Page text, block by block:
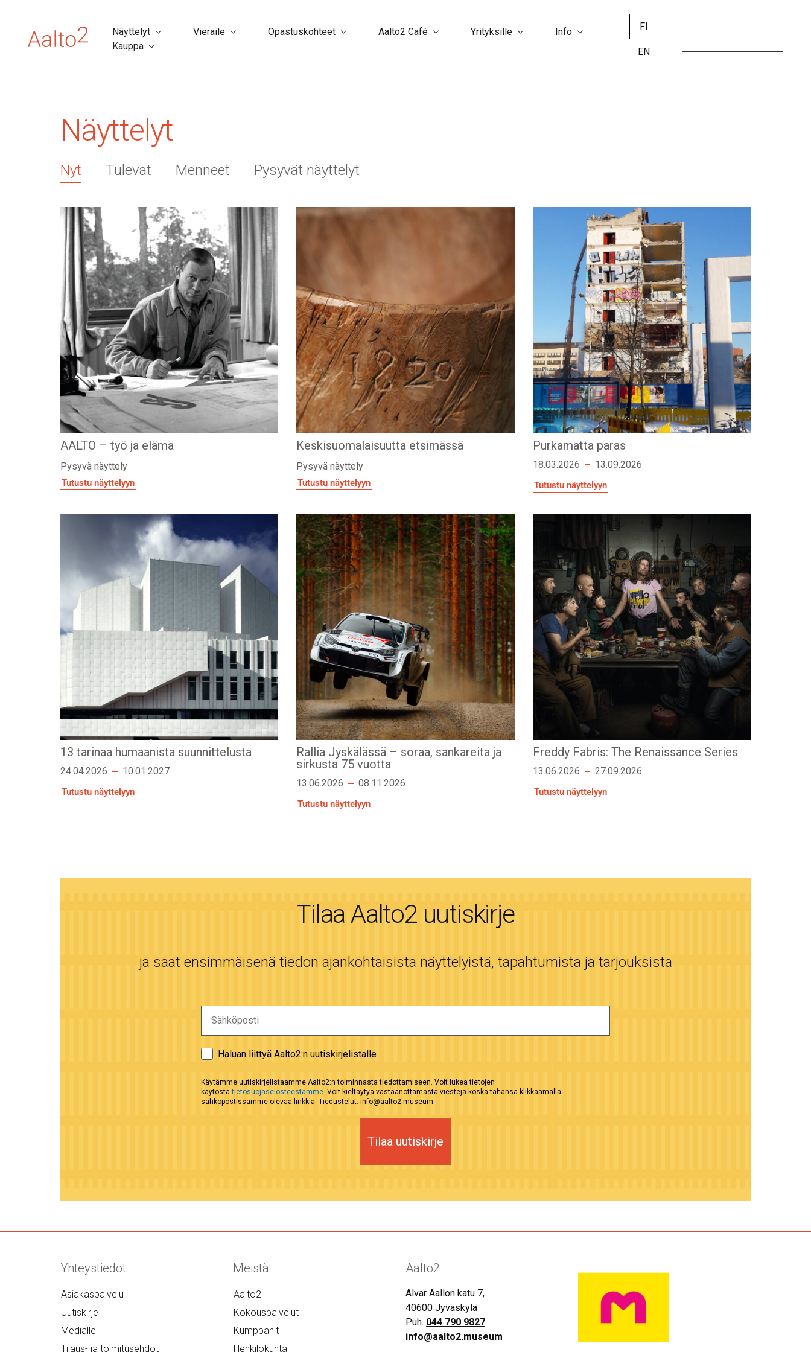
Näyttelyt Vieraile Opastuskohteet Aalto2 Café Yrityksille
Info
Kauppa
FI
EN
Näyttelyt
Nyt Tulevat Menneet Pysyvät näyttelyt
AALTO – työ ja elämä
Pysyvä näyttely
Tutustu näyttelyyn
Keskisuomalaisuutta etsimässä
Pysyvä näyttely
Tutustu näyttelyyn
Purkamatta paras
18.03.2026 13.09.2026
Tutustu näyttelyyn
13 tarinaa humaanista suunnittelusta
24.04.2026 10.01.2027
Tutustu näyttelyyn
Rallia Jyskälässä – soraa, sankareita ja
sirkusta 75 vuotta
13.06.2026 08.11.2026
Tutustu näyttelyyn
Freddy Fabris: The Renaissance Series
13.06.2026 27.09.2026
Tutustu näyttelyyn
Tilaa Aalto2 uutiskirje
ja saat ensimmäisenä tiedon ajankohtaisista näyttelyistä, tapahtumista ja tarjouksista
Haluan liittyä Aalto2:n uutiskirjelistalle
Käytämme uutiskirjelistaamme Aalto2:n toiminnasta tiedottamiseen. Voit lukea tietojen
käytöstätietosuojaselosteestamme. Voit kieltäytyä vastaanottamasta viestejä koska tahansa klikkaamalla
sähköpostissamme olevaa linkkiä. Tiedustelut: info@aalto2.museum
Tilaa uutiskirje
Yhteystiedot
Asiakaspalvelu
Uutiskirje
Medialle
Tilaus- ja toimitusehdot
Meistä
Aalto2
Kokouspalvelut
Kumppanit
Henkilökunta
Aalto2
Alvar Aallon katu 7,
40600 Jyväskylä
Puh. 044 790 9827
info@aalto2.museum